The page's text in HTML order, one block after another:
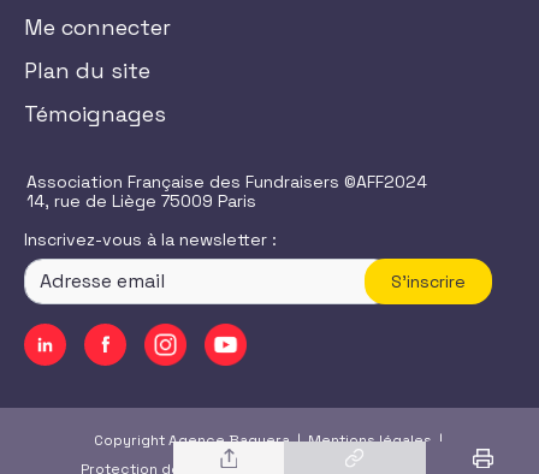
Me connecter
Plan du site
Témoignages
Association Française des Fundraisers ©AFF2024
14, rue de Liège 75009 Paris
Inscrivez-vous à la newsletter :
S'inscrire
Copyright Agence Baguera |Mentions légales |
Protection des données
|